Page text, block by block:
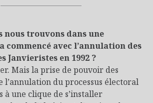
nous trouvons dans une
commencé avec l’annulation des
Janvieristes en 1992 ?
Mais la prise de pouvoir des
du processus électoral
à une clique de s’installer